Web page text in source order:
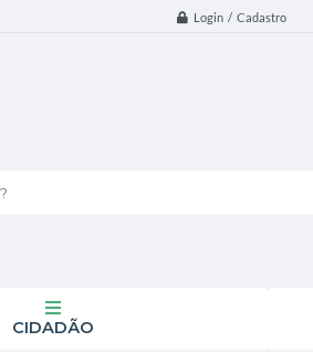
Login / Cadastro
CIDADÃO